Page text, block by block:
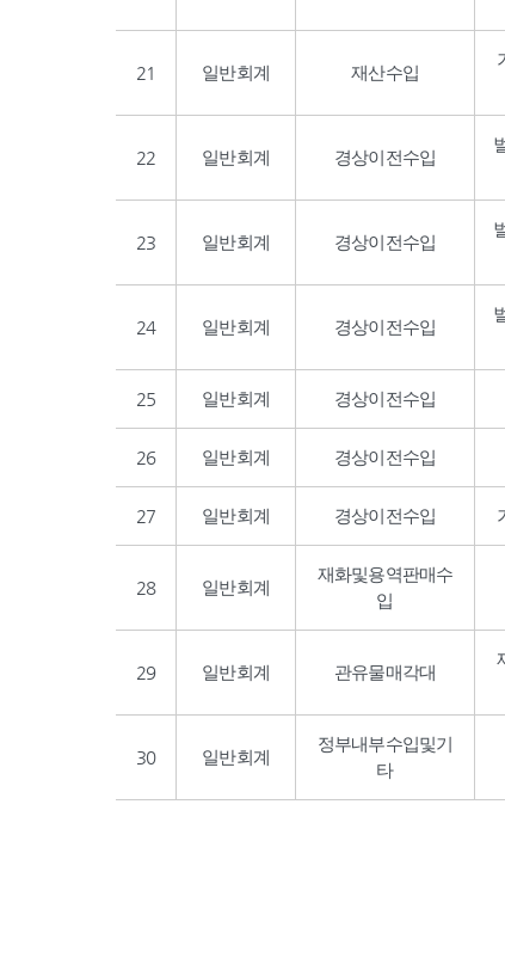
21 일반회계 재산수입
22 일반회계 경상이전수입
23 일반회계 경상이전수입
24 일반회계 경상이전수입
25 일반회계 경상이전수입
26 일반회계 경상이전수입
27 일반회계 경상이전수입
28 일반회계
재화및용역판매수
입
29 일반회계 관유물매각대
30 일반회계
정부내부수입및기
타